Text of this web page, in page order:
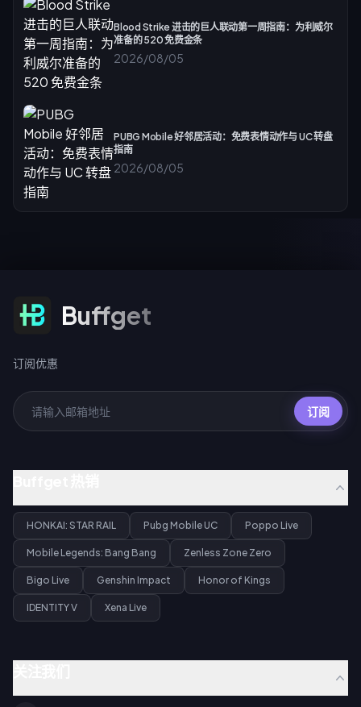
Blood Strike 进击的巨人联动第一周指南：为利威尔
准备的 520 免费金条
2026/08/05
PUBG Mobile 好邻居活动：免费表情动作与 UC 转盘
指南
2026/08/05
订阅优惠 Buffget
订阅优惠
订阅
HONKAI: STAR RAIL Pubg Mobile UC Poppo Live
Mobile Legends: Bang Bang Zenless Zone Zero
Bigo Live Genshin Impact Honor of Kings
IDENTITY V Xena Live